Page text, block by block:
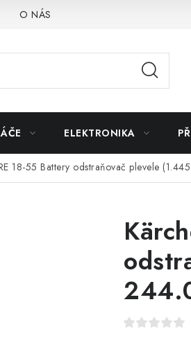
O NÁS
ELEKTRONIKA
18-55 Battery odstraňovač plevele